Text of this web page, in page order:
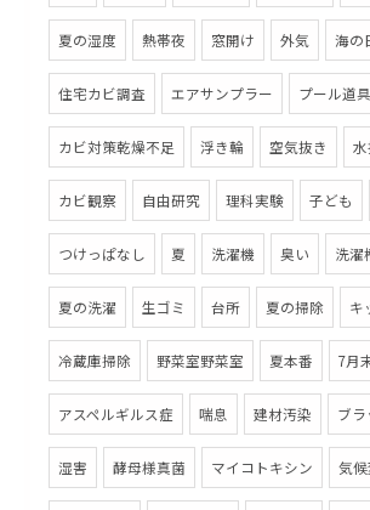
夏の湿度 熱帯夜 窓開け 外気 海の
住宅カビ調査 エアサンプラー プール道具
カビ対策乾燥不足 浮き輪 空気抜き 水
カビ観察 自由研究 理科実験 子ども
つけっぱなし 夏 洗濯機 臭い 洗濯
夏の洗濯 生ゴミ 台所 夏の掃除 キ
冷蔵庫掃除 野菜室野菜室 夏本番 7月
アスペルギルス症 喘息 建材汚染 ブ
湿害 酵母様真菌 マイコトキシン 気